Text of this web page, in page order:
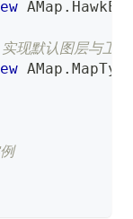
AMap .
默认图层与卫
AMap .